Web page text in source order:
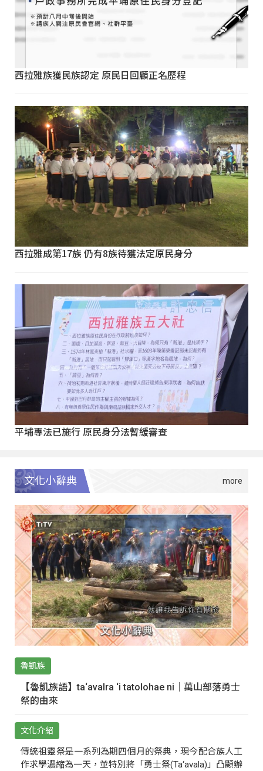
西拉雅族獲民族認定 原民日回顧正名歷程
西拉雅成第17族 仍有8族待獲法定原民身分
平埔專法已施行 原民身分法暫緩審查
文化小辭典
魯凱族
【魯凱族語】ta‘avalra ‘i tatolohae ni｜萬山部落勇士
祭的由來
文化介紹
傳統祖靈祭是一系列為期四個月的祭典，現今配合族人工
作求學濃縮為一天，並特別將「勇士祭(Ta‘avala)」凸顯辦